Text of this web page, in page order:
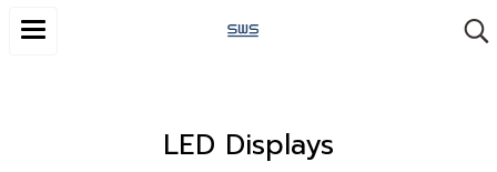
LED Displays